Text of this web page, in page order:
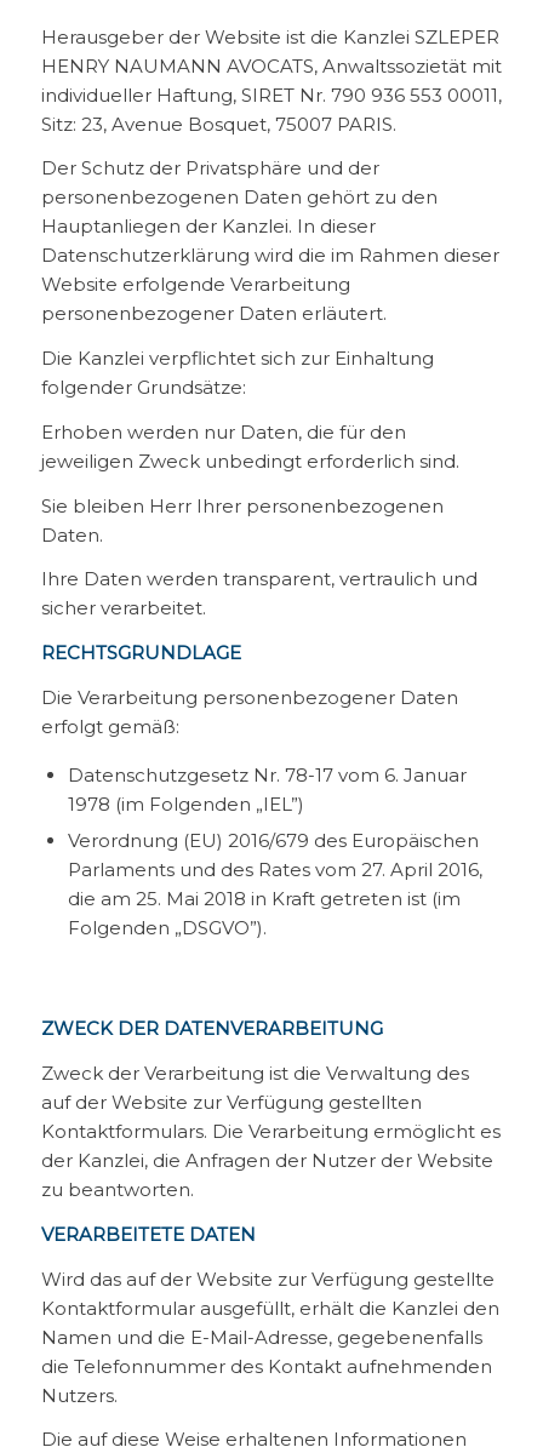
Herausgeber der Website ist die Kanzlei SZLEPER
HENRY NAUMANN AVOCATS, Anwaltssozietät mit
individueller Haftung, SIRET Nr. 790 936 553 00011,
Sitz: 23, Avenue Bosquet, 75007 PARIS.
Der Schutz der Privatsphäre und der
personenbezogenen Daten gehört zu den
Hauptanliegen der Kanzlei. In dieser
Datenschutzerklärung wird die im Rahmen dieser
Website erfolgende Verarbeitung
personenbezogener Daten erläutert.
Die Kanzlei verpflichtet sich zur Einhaltung
folgender Grundsätze:
Erhoben werden nur Daten, die für den
jeweiligen Zweck unbedingt erforderlich sind.
Sie bleiben Herr Ihrer personenbezogenen
Daten.
Ihre Daten werden transparent, vertraulich und
sicher verarbeitet.
RECHTSGRUNDLAGE
Die Verarbeitung personenbezogener Daten
erfolgt gemäß:
Datenschutzgesetz Nr. 78-17 vom 6. Januar
1978 (im Folgenden „IEL”)
Verordnung (EU) 2016/679 des Europäischen
Parlaments und des Rates vom 27. April 2016,
die am 25. Mai 2018 in Kraft getreten ist (im
Folgenden „DSGVO”).
ZWECK DER DATENVERARBEITUNG
Zweck der Verarbeitung ist die Verwaltung des
auf der Website zur Verfügung gestellten
Kontaktformulars. Die Verarbeitung ermöglicht es
der Kanzlei, die Anfragen der Nutzer der Website
zu beantworten.
VERARBEITETE DATEN
Wird das auf der Website zur Verfügung gestellte
Kontaktformular ausgefüllt, erhält die Kanzlei den
Namen und die E-Mail-Adresse, gegebenenfalls
die Telefonnummer des Kontakt aufnehmenden
Nutzers.
Die auf diese Weise erhaltenen Informationen